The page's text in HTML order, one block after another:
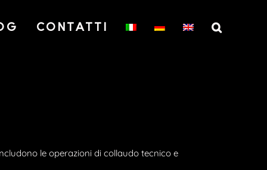
CONTATTI
le operazioni di collaudo tecnico e